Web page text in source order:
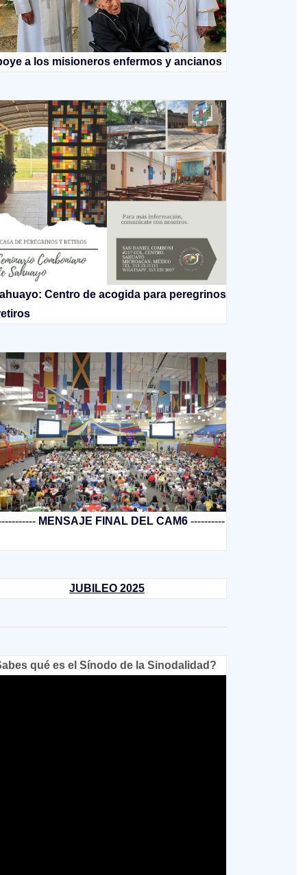
a los misioneros enfermos y ancianos
Centro de acogida para peregrinos
MENSAJE FINAL DEL CAM6 ----------
JUBILEO 2025
qué es el Sínodo de la Sinodalidad?